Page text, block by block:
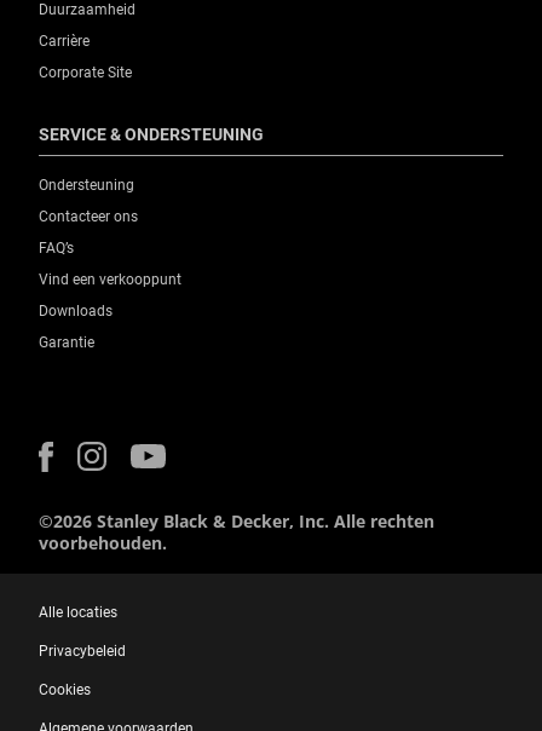
Duurzaamheid
Carrière
Corporate Site
SERVICE & ONDERSTEUNING
Ondersteuning
Contacteer ons
FAQ’s
Vind een verkooppunt
Downloads
Garantie
©2026 Stanley Black & Decker, Inc. Alle rechten
voorbehouden.
Alle locaties
Privacybeleid
Cookies